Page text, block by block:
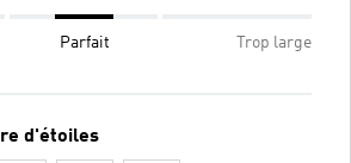
Parfait Trop large
d'étoiles